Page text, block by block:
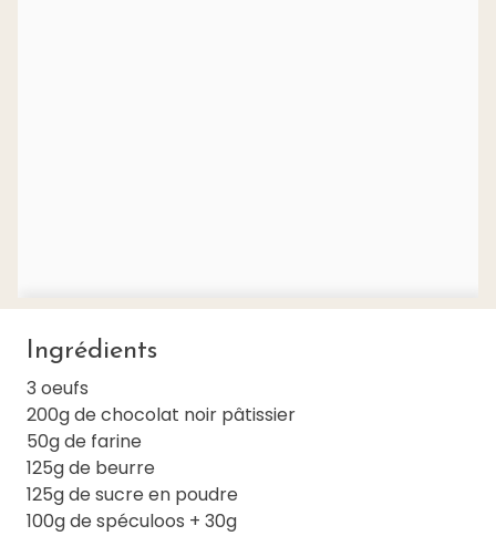
Ingrédients
3 oeufs
200g de chocolat noir pâtissier
50g de farine
125g de beurre
125g de sucre en poudre
100g de spéculoos + 30g